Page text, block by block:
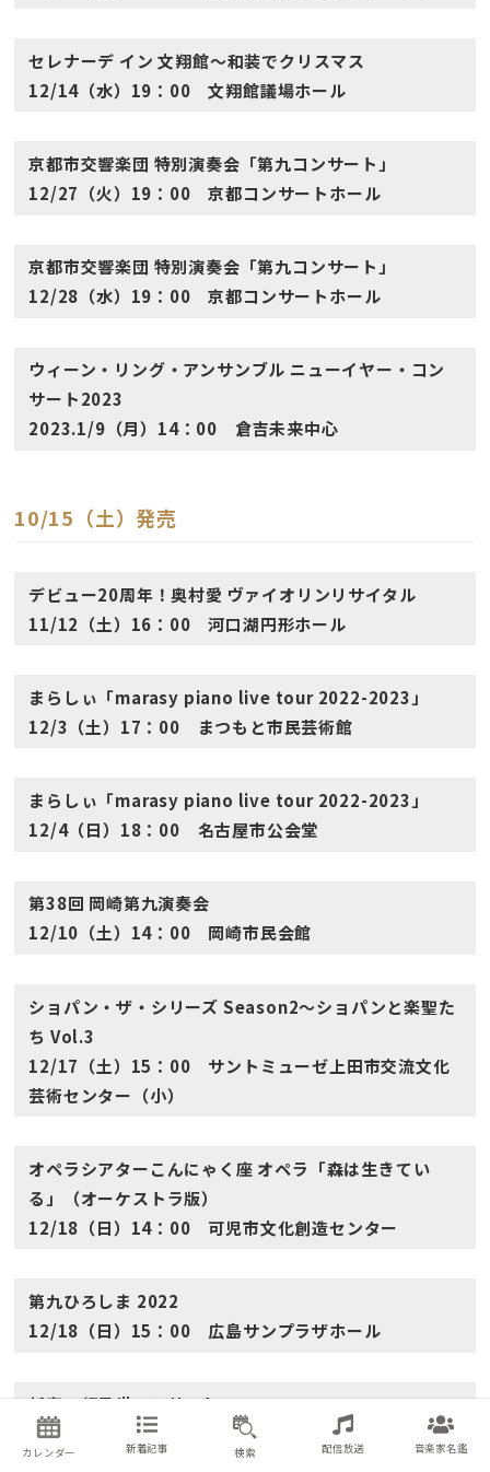
セレナーデ イン 文翔館～和装でクリスマス
12/14（水）19：00 文翔館議場ホール
京都市交響楽団 特別演奏会「第九コンサート」
12/27（火）19：00 京都コンサートホール
京都市交響楽団 特別演奏会「第九コンサート」
12/28（水）19：00 京都コンサートホール
ウィーン・リング・アンサンブル ニューイヤー・コン
サート2023
2023.1/9（月）14：00 倉吉未来中心
10/15（土）発売
デビュー20周年！奥村愛 ヴァイオリンリサイタル
11/12（土）16：00 河口湖円形ホール
まらしぃ「marasy piano live tour 2022-2023」
12/3（土）17：00 まつもと市民芸術館
まらしぃ「marasy piano live tour 2022-2023」
12/4（日）18：00 名古屋市公会堂
第38回 岡崎第九演奏会
12/10（土）14：00 岡崎市民会館
ショパン・ザ・シリーズ Season2〜ショパンと楽聖た
ち Vol.3
12/17（土）15：00 サントミューゼ上田市交流文化
芸術センター（小）
オペラシアターこんにゃく座 オペラ「森は生きてい
る」（オーケストラ版）
12/18（日）14：00 可児市文化創造センター
第九ひろしま 2022
12/18（日）15：00 広島サンプラザホール
新春・顔見世コンサート
2023.1/3（火）14：00 兵庫県立芸術文化センター
KOBELCO大ホール
カレンダー 新着記事 検索 配信放送 音楽家名鑑